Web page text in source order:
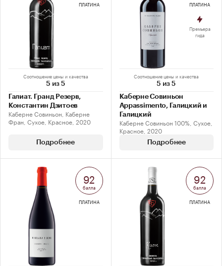
Соотношение цены и качества
5 из 5
Галиат. Гранд Резерв,
Константин Дзитоев
Каберне Совиньон, Каберне
Фран, Сухое, Красное, 2020
Подробнее
ПЛАТИНА
Соотношение цены и качества
5 из 5
Каберне Совиньон
Appassimento, Галицкий и
Галицкий
Каберне Совиньон 100%, Сухое,
Красное, 2020
Подробнее
ПЛАТИНА
Премьера
гида
92
балла
ПЛАТИНА
92
балла
ПЛАТИНА